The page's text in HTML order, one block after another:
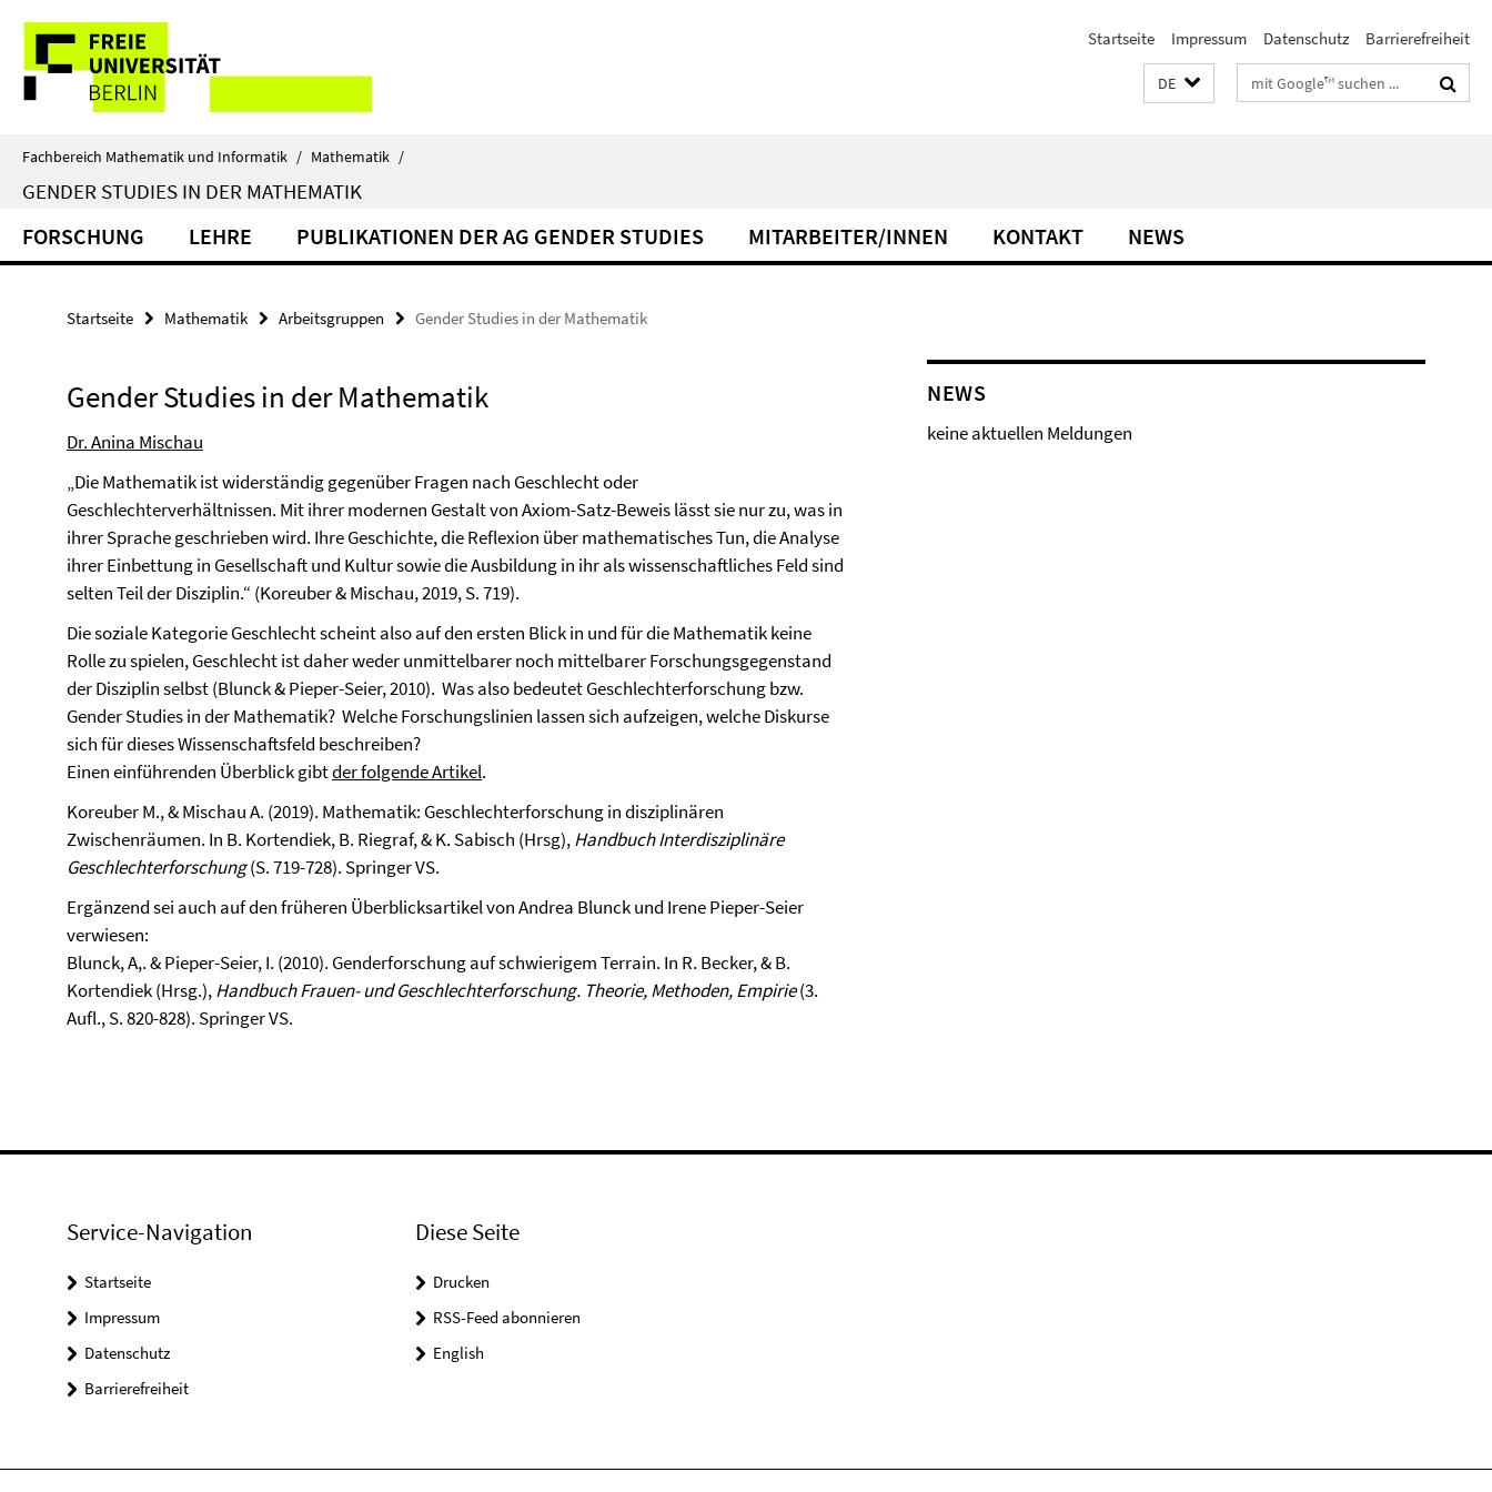
direkt
Inhalt
Service-
Navigation
Startseite Impressum Datenschutz Barrierefreiheit
DE Suchbegriffe
Fachbereich Mathematik und Informatik / Mathematik /
GENDER STUDIES IN DER MATHEMATIK
FORSCHUNG LEHRE PUBLIKATIONEN DER AG GENDER STUDIES MITARBEITER/INNEN KONTAKT NEWS
Startseite Mathematik Arbeitsgruppen Gender Studies in der Mathematik
Gender Studies in der Mathematik
Dr. Anina Mischau
„Die Mathematik ist widerständig gegenüber Fragen nach Geschlecht oder
Geschlechterverhältnissen. Mit ihrer modernen Gestalt von Axiom-Satz-Beweis lässt sie nur zu, was in
ihrer Sprache geschrieben wird. Ihre Geschichte, die Reflexion über mathematisches Tun, die Analyse
ihrer Einbettung in Gesellschaft und Kultur sowie die Ausbildung in ihr als wissenschaftliches Feld sind
selten Teil der Disziplin.“ (Koreuber & Mischau, 2019, S. 719).
Die soziale Kategorie Geschlecht scheint also auf den ersten Blick in und für die Mathematik keine
Rolle zu spielen, Geschlecht ist daher weder unmittelbarer noch mittelbarer Forschungsgegenstand
der Disziplin selbst (Blunck & Pieper-Seier, 2010). Was also bedeutet Geschlechterforschung bzw.
Gender Studies in der Mathematik? Welche Forschungslinien lassen sich aufzeigen, welche Diskurse
sich für dieses Wissenschaftsfeld beschreiben?
Einen einführenden Überblick gibtder folgende Artikel.
Koreuber M., & Mischau A. (2019). Mathematik: Geschlechterforschung in disziplinären
Zwischenräumen. In B. Kortendiek, B. Riegraf, & K. Sabisch (Hrsg),Handbuch Interdisziplinäre
Geschlechterforschung(S. 719-728). Springer VS.
Ergänzend sei auch auf den früheren Überblicksartikel von Andrea Blunck und Irene Pieper-Seier
verwiesen:
Blunck, A,. & Pieper-Seier, I. (2010). Genderforschung auf schwierigem Terrain. In R. Becker, & B.
Kortendiek (Hrsg.),Handbuch Frauen- und Geschlechterforschung. Theorie, Methoden, Empirie(3.
Aufl., S. 820-828). Springer VS.
NEWS
keine aktuellen Meldungen
Service-Navigation
Startseite
Impressum
Datenschutz
Barrierefreiheit
Diese Seite
Drucken
RSS-Feed abonnieren
English